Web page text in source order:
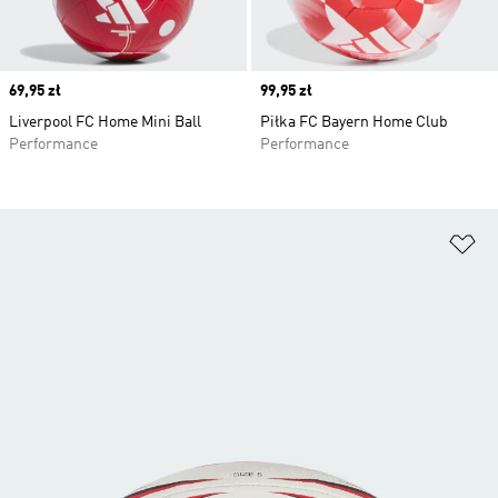
Price
69,95 zł
Liverpool FC Home Mini Ball
Performance
Price
99,95 zł
Piłka FC Bayern Home Club
Performance